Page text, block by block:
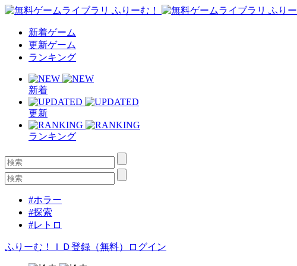
新着ゲーム
更新ゲーム
ランキング
新着
更新
ランキング
#ホラー
#探索
#レトロ
ふりーむ！ＩＤ登録（無料） ログイン